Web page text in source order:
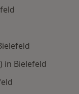
in Bielefeld